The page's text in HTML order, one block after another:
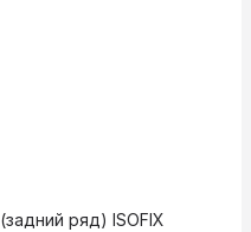
ряд) ISOFIX